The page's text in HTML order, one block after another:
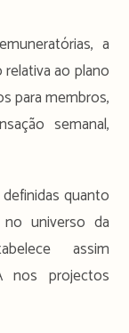
a
ao plano
para membros,
semanal,
quanto
no universo da
assim
nos projectos